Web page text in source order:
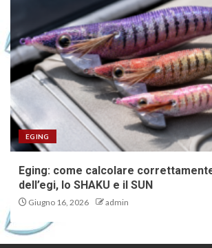
EGING
Eging: come calcolare
dell’egi, lo SHAKU e il SUN
Giugno 16, 2026 admin